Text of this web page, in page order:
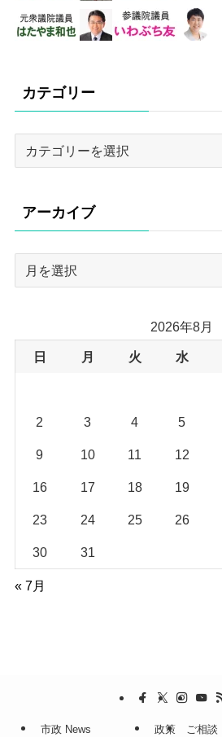
カテゴリー
リ
ー
アーカイブ
ブ
2026年8月
日 月 火 水
2 3 4 5
9 10 11 12
16 17 18 19
23 24 25 26
30 31
« 7月
市政 News 政策 ご相談